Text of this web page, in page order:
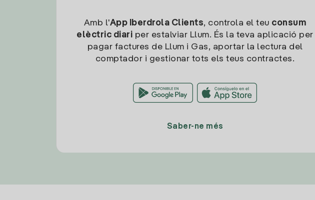
Amb l'App Iberdrola Clients, controla el teu consum
elèctric diari per estalviar Llum. És la teva aplicació per
pagar factures de Llum i Gas, aportar la lectura del
comptador i gestionar tots els teus contractes.
Saber-ne més